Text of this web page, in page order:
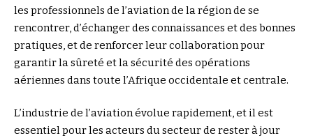
les professionnels de l’aviation de la région de se
rencontrer, d’échanger des connaissances et des bonnes
pratiques, et de renforcer leur collaboration pour
garantir la sûreté et la sécurité des opérations
aériennes dans toute l’Afrique occidentale et centrale.
L’industrie de l’aviation évolue rapidement, et il est
essentiel pour les acteurs du secteur de rester à jour